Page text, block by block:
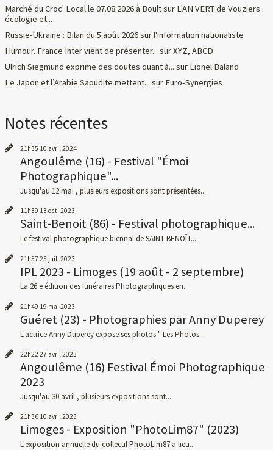
Marché du Croc' Local le 07.08.2026 à Boultsur L'AN VERT de Vouziers :
écologie et...
Russie-Ukraine : Bilan du 5 août 2026surl'information nationaliste
Humour. France Inter vient de présenter... surXYZ, ABCD
Ulrich Siegmund exprime des doutes quant à... sur Lionel Baland
Le Japon et l’Arabie Saoudite mettent... sur Euro-Synergies
Notes récentes
21h35 10 avril 2024
Angoulême (16) - Festival "Émoi
Photographique"...
Jusqu'au 12 mai , plusieurs expositions sont présentées...
11h39 13 oct. 2023
Saint-Benoit (86) - Festival photographique...
Le festival photographique biennal de SAINT-BENOÎT...
21h57 25 juil. 2023
IPL 2023 - Limoges (19 août - 2 septembre)
La 26 e édition des Itinéraires Photographiques en...
21h49 19 mai 2023
Guéret (23) - Photographies par Anny Duperey
L'actrice Anny Duperey expose ses photos " Les Photos...
22h2227 avril 2023
Angoulême (16) Festival Émoi Photographique
2023
Jusqu'au 30 avril , plusieurs expositions sont...
21h36 10 avril 2023
Limoges - Exposition "PhotoLim87" (2023)
L'exposition annuelle du collectif PhotoLim87 a lieu...